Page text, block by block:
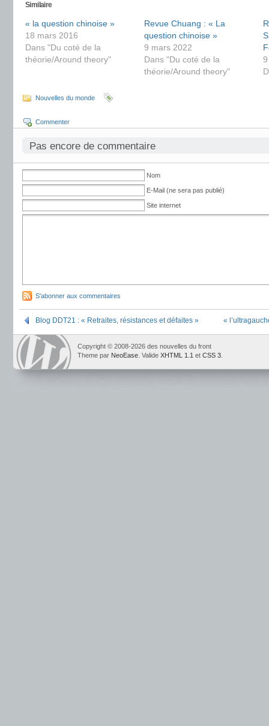
Similaire
« la question chinoise »
18 mars 2016
Dans "Du coté de la
théorie/Around theory"
Revue Chuang : « La
question chinoise »
9 mars 2022
Dans "Du coté de la
théorie/Around theory"
Nouvelles du monde
Commenter
Pas encore de commentaire
Nom
E-Mail (ne sera pas publié)
Site internet
S'abonner aux commentaires
Blog DDT21 : « Retraites, résistances et défaites » «
Copyright © 2008-2026 des nouvelles du front
Theme par NeoEase . Valide XHTML 1.1 et CSS 3